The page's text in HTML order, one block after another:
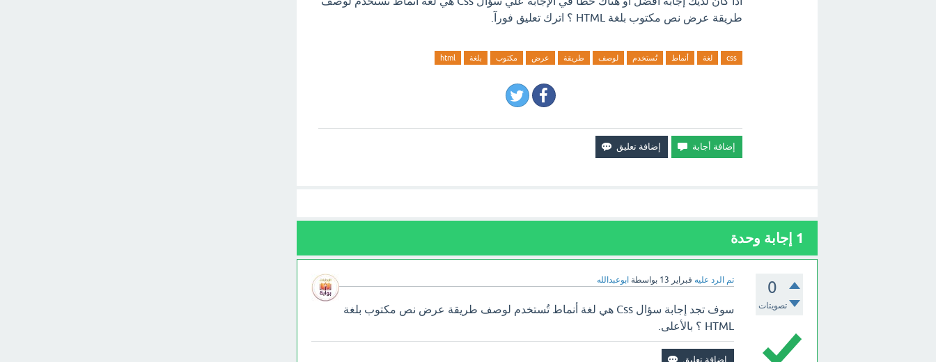
طريقة عرض نص مكتوب بلغة HTML ؟ اترك تعليق فورآ.
css لغة أنماط تُستخدم لوصف طريقة عرض مكتوب بلغة html
1 إجابة وحدة
0
تصويتات
تم الرد عليه فبراير 13 بواسطة ابوعبدالله
سوف تجد إجابة سؤال Css هي لغة أنماط تُستخدم لوصف طريقة عرض نص مكتوب بلغة
HTML ؟ بالأعلى.